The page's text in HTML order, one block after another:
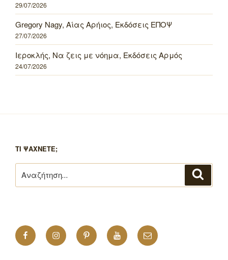
29/07/2026
Gregory Nagy, Αίας Αρήιος, Εκδόσεις ΕΠΟΨ
27/07/2026
Ιεροκλής, Να ζεις με νόημα, Εκδόσεις Αρμός
24/07/2026
ΤΙ ΨΑΧΝΕΤΕ;
για:
FacebookInstagramPinterestYouTubeEmail